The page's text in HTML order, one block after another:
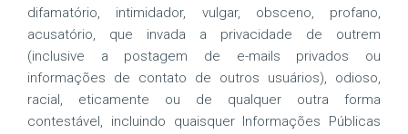
difamatório, intimidador, vulgar, obsceno, profano,
acusatório, que invada a privacidade de outrem
(inclusive a postagem de e-mails privados ou
informações de contato de outros usuários), odioso,
racial, eticamente ou de qualquer outra forma
contestável, incluindo quaisquer Informações Públicas